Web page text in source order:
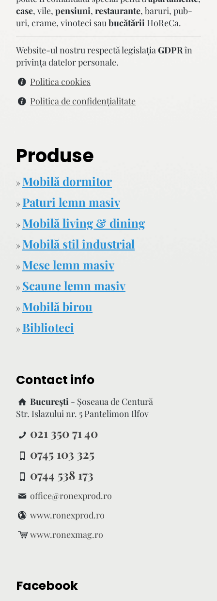
case, vile, pensiuni, restaurante, baruri, pub-
uri, crame, vinoteci saubucătării HoReCa.
Website-ul nostru respectă legislaţiaGDPRîn
privinţa datelor personale.
Politica cookies
Politica de confidenţialitate
Produse
» Mobilă dormitor
» Paturi lemn masiv
» Mobilă living & dining
» Mobilă stil industrial
» Mese lemn masiv
» Scaune lemn masiv
» Mobilă birou
» Biblioteci
Contact info
București - Şoseaua de Centură
Str. Islazului nr. 5 Pantelimon Ilfov
021 350 71 40
0745 103 325
0744 538 173
office@ronexprod.ro
www.ronexprod.ro
www.ronexmag.ro
Facebook